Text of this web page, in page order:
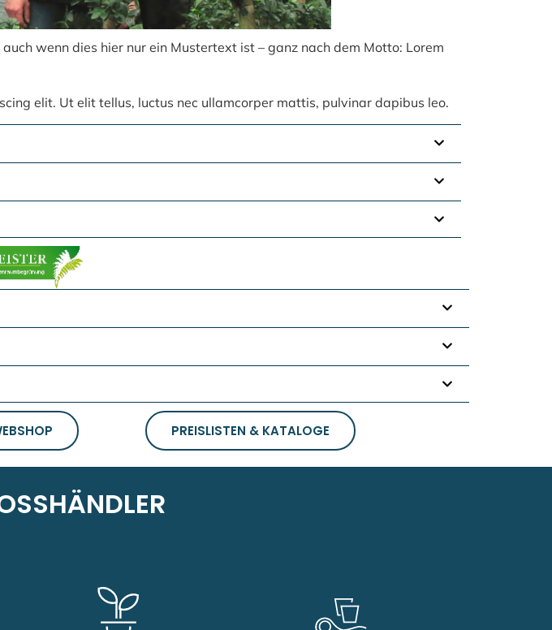
wenn dies hier nur ein Mustertext ist – ganz nach dem Motto: Lorem
elit. Ut elit tellus, luctus nec ullamcorper mattis, pulvinar dapibus leo.
PREISLISTEN & KATALOGE